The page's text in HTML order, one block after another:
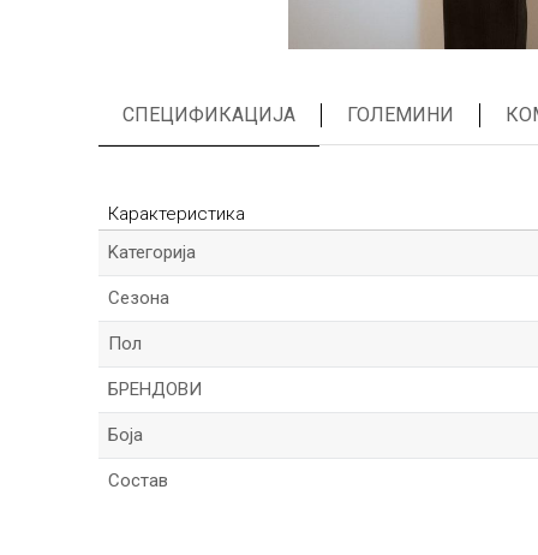
СПЕЦИФИКАЦИЈА ГОЛЕМИНИ
Карактеристика
Kатегорија
Сезона
Пол
БРЕНДОВИ
Боја
Состав